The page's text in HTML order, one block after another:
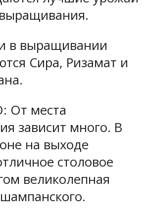
в выращивании
Сира, Ризамат и
От места
зависит много. В
на выходе
столовое
великолепная